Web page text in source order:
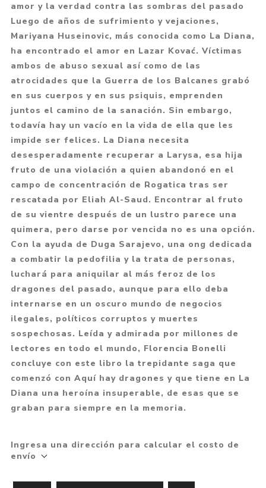
amor y la verdad contra las sombras del pasado
Luego de años de sufrimiento y vejaciones,
Mariyana Huseinovic, más conocida como La Diana,
ha encontrado el amor en Lazar Kovać. Víctimas
ambos de abuso sexual así como de las
atrocidades que la Guerra de los Balcanes grabó
en sus cuerpos y en sus psiquis, emprenden
juntos el camino de la sanación. Sin embargo,
todavía hay un vacío en la vida de ella que les
impide ser felices. La Diana necesita
desesperadamente recuperar a Larysa, esa hija
fruto de una violación a quien abandonó en el
campo de concentración de Rogatica tras ser
rescatada por Eliah Al-Saud. Encontrar al fruto
de su vientre después de un lustro parece una
quimera, pero darse por vencida no es una opción.
Con la ayuda de Duga Sarajevo, una ong dedicada
a combatir la pedofilia y la trata de personas,
luchará para aniquilar al más feroz de los
dragones del pasado, aunque para ello deba
internarse en un oscuro mundo de negocios
ilegales, políticos corruptos y muertes
sospechosas. Leída y admirada por millones de
lectores en todo el mundo, Florencia Bonelli
concluye con este libro la trepidante saga que
comenzó con Aquí hay dragones y que tiene en La
Diana una heroína insuperable, de esas que se
graban para siempre en la memoria.
Ingresa una dirección para calcular el costo de
envío